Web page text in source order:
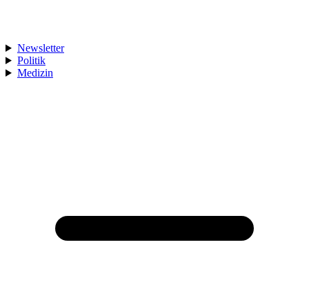
Newsletter
Politik
Medizin